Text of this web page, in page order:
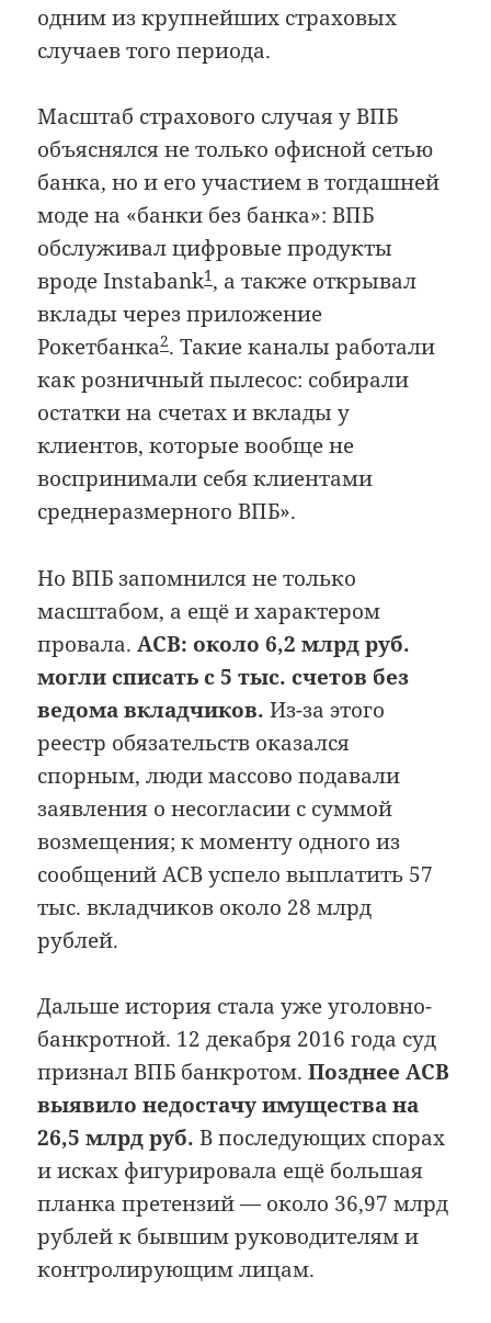
одним из крупнейших страховых
случаев того периода.
Масштаб страхового случая у ВПБ
объяснялся не только офисной сетью
банка, но и его участием в тогдашней
моде на «банки без банка»: ВПБ
обслуживал цифровые продукты
вроде Instabank1 , а также открывал
вклады через приложение
Рокетбанка2. Такие каналы работали
как розничный пылесос: собирали
остатки на счетах и вклады у
клиентов, которые вообще не
воспринимали себя клиентами
среднеразмерного ВПБ».
Но ВПБ запомнился не только
масштабом, а ещё и характером
провала.АСВ: около 6,2 млрд руб.
могли списать с 5 тыс. счетов без
ведома вкладчиков. Из-за этого
реестр обязательств оказался
спорным, люди массово подавали
заявления о несогласии с суммой
возмещения; к моменту одного из
сообщений АСВ успело выплатить 57
тыс. вкладчиков около 28 млрд
рублей.
Дальше история стала уже уголовно-
банкротной. 12 декабря 2016 года суд
признал ВПБ банкротом.Позднее АСВ
выявило недостачу имущества на
26,5 млрд руб. В последующих спорах
и исках фигурировала ещё большая
планка претензий — около 36,97 млрд
рублей к бывшим руководителям и
контролирующим лицам.